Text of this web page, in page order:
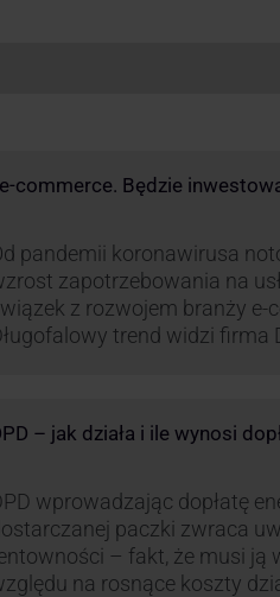
commerce. Będzie
pandemii koronawirusa
zapotrzebowania na
z rozwojem branży e-
trend widzi firma
się danymi.
– jak działa i ile wynosi
wprowadzając dopłatę
paczki zwraca
– fakt, że musi ją
na rosnące koszty